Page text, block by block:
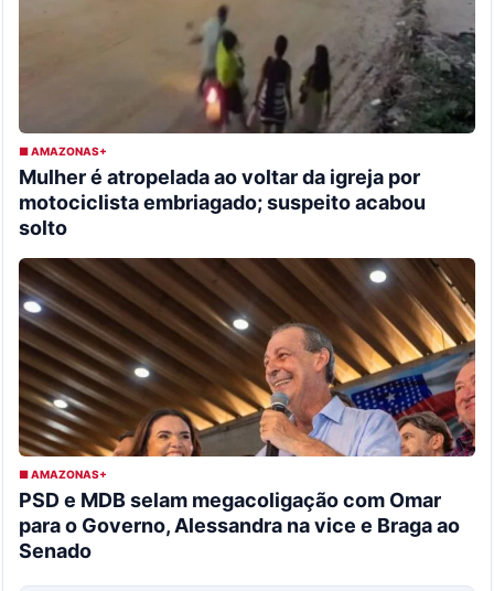
■ AMAZONAS+
Mulher é atropelada ao voltar da igreja por
motociclista embriagado; suspeito acabou
solto
■ AMAZONAS+
PSD e MDB selam megacoligação com Omar
para o Governo, Alessandra na vice e Braga ao
Senado